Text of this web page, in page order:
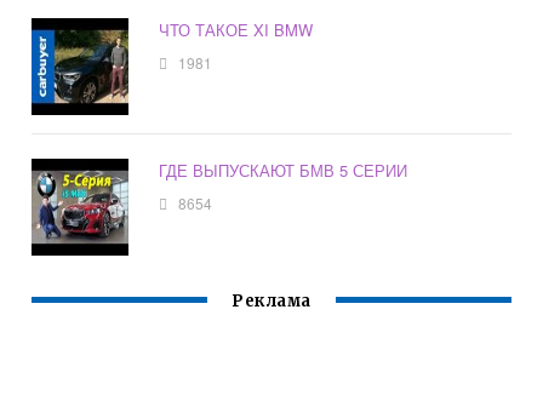
ЧТО ТАКОЕ XI BMW
1981
ГДЕ ВЫПУСКАЮТ БМВ 5 СЕРИИ
8654
Реклама